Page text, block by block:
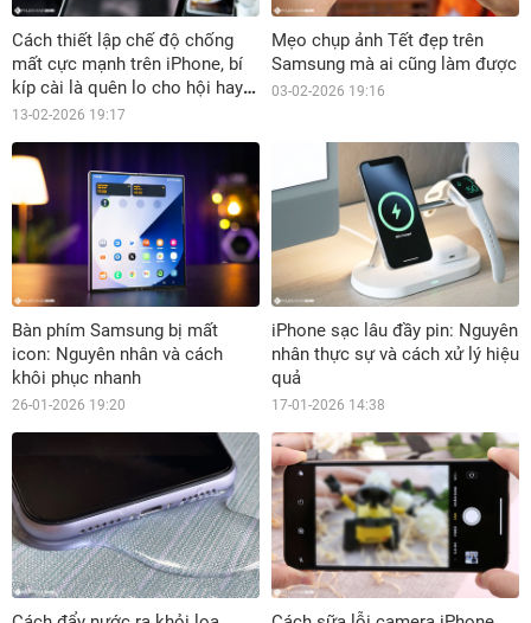
Cách thiết lập chế độ chống
mất cực mạnh trên iPhone, bí
kíp cài là quên lo cho hội hay
lơ đãng
13-02-2026 19:17
Mẹo chụp ảnh Tết đẹp trên
Samsung mà ai cũng làm được
03-02-2026 19:16
Bàn phím Samsung bị mất
icon: Nguyên nhân và cách
khôi phục nhanh
26-01-2026 19:20
iPhone sạc lâu đầy pin: Nguyên
nhân thực sự và cách xử lý hiệu
quả
17-01-2026 14:38